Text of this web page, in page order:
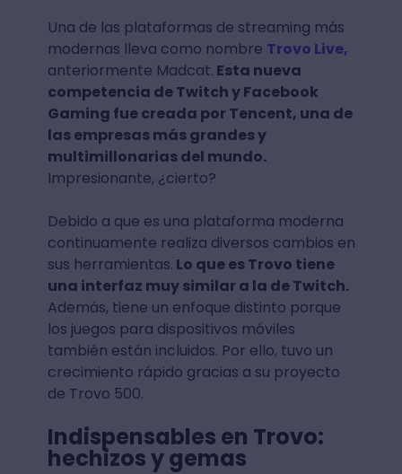
Una de las plataformas de streaming más
modernas lleva como nombre Trovo Live,
anteriormente Madcat. Esta nueva
competencia de Twitch y Facebook
Gaming fue creada por Tencent, una de
las empresas más grandes y
multimillonarias del mundo.
Impresionante, ¿cierto?
Debido a que es una plataforma moderna
continuamente realiza diversos cambios en
sus herramientas. Lo que es Trovo tiene
una interfaz muy similar a la de Twitch.
Además, tiene un enfoque distinto porque
los juegos para dispositivos móviles
también están incluidos. Por ello, tuvo un
crecimiento rápido gracias a su proyecto
de Trovo 500.
Indispensables en Trovo:
hechizos y gemas